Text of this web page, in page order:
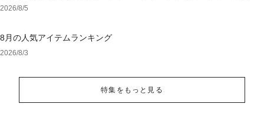
ェア
2026/8/5
8月の人気アイテムランキング
2026/8/3
特集をもっと見る